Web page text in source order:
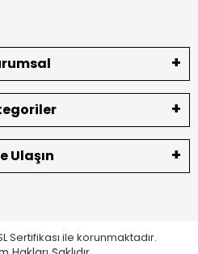
Ulaşın
Sertifikası ile korunmaktadır.